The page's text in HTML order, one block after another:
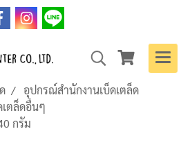
อุปกรณ์สำนักงานเบ็ดเตล็ด
ตล็ดอื่นๆ
กรัม